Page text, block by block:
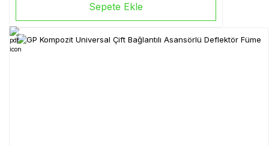
Sepete Ekle